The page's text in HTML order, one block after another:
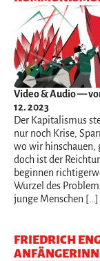
Video & Audio—
12. 2023
Der Kapitalismus
nur noch Krise,
wo wir hinschauen,
doch ist der
beginnen
Wurzel des
junge Menschen […]
FRIEDRICH